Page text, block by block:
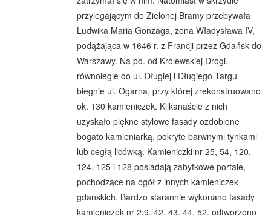
przylegającym do Zielonej Bramy przebywała
Ludwika Maria Gonzaga, żona Władysława IV,
podążająca w 1646 r. z Francji przez Gdańsk do
Warszawy. Na pd. od Królewskiej Drogi,
równolegle do ul. Długiej i Długiego Targu
biegnie ul. Ogarna, przy której zrekonstruowano
ok. 130 kamieniczek. Kilkanaście z nich
uzyskało piękne stylowe fasady ozdobione
bogato kamieniarką, pokryte barwnymi tynkami
lub cegłą licówką. Kamieniczki nr 25, 54, 120,
124, 125 i 128 posiadają zabytkowe portale,
pochodzące na ogół z innych kamieniczek
gdańskich. Bardzo starannie wykonano fasady
kamieniczek nr 2:9, 42, 43, 44, 52, odtworzono